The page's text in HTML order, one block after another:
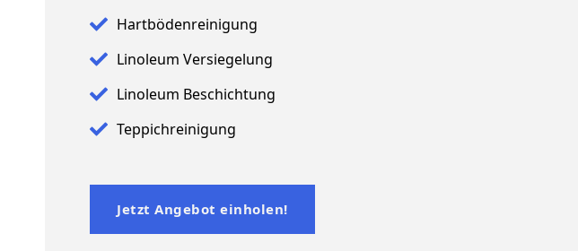
Hartbödenreinigung
Linoleum Versiegelung
Linoleum Beschichtung
Teppichreinigung
Jetzt Angebot einholen!